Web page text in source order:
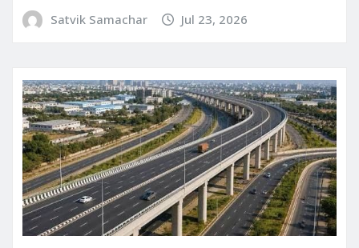
Satvik Samachar Jul 23, 2026